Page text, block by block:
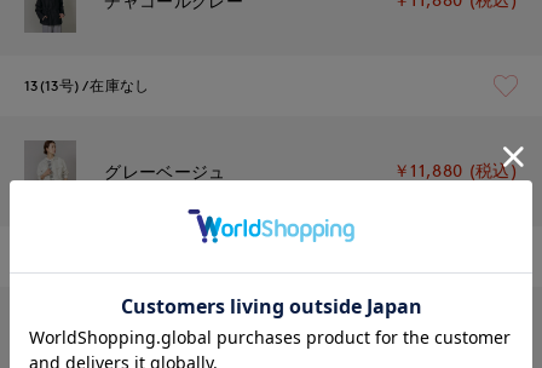
13(13号) 在庫なし
グレーベージュ ￥11,880 (税込)
ペパーミント ￥11,880 (税込)